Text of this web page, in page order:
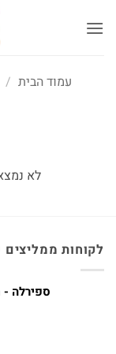
לתוכן
עמוד הבית /
לא
לקוחות ממליצים
ספירלה -